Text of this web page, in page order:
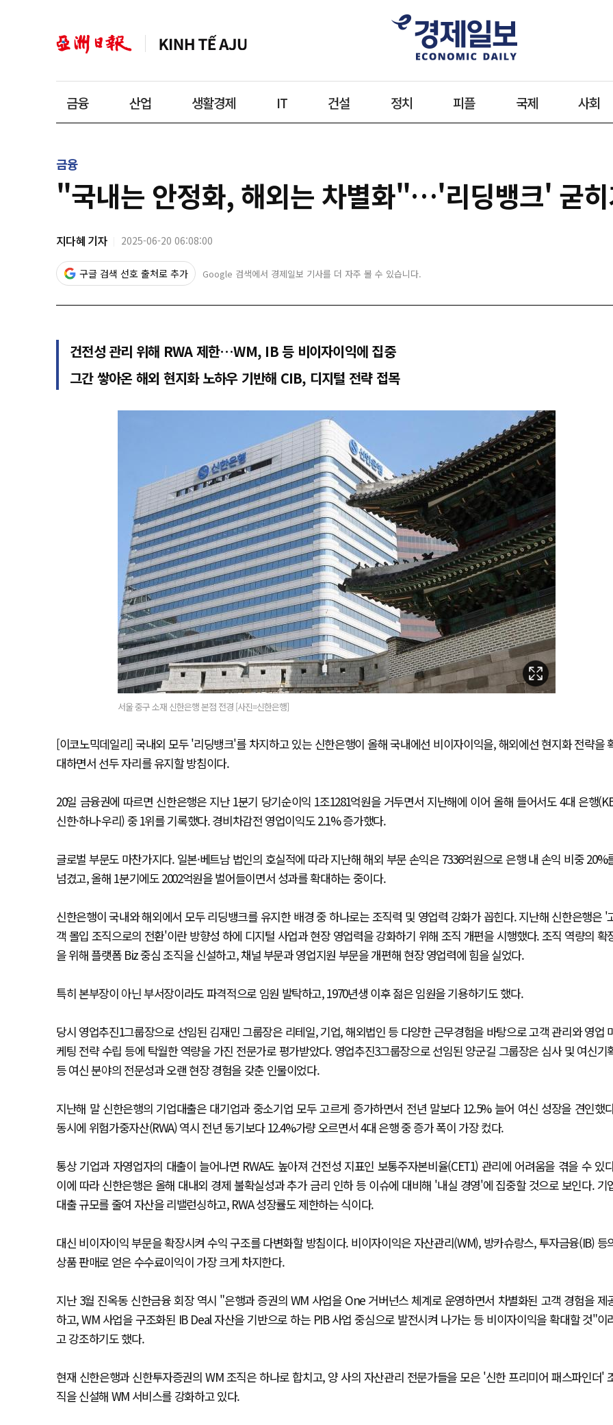
금융 산업 생활경제 IT 건설 정치 피플 국제 사회
금융
"국내는 안정화, 해외는 차별화"…'리딩뱅크' 굳히
지다혜 기자 2025-06-20 06:08:00
구글 검색 선호 출처로 추가 Google 검색에서 경제일보 기사를 더 자주 볼 수 있습니다.
건전성 관리 위해 RWA 제한…WM, IB 등 비이자이익에 집중
그간 쌓아온 해외 현지화 노하우 기반해 CIB, 디지털 전략 접목
서울 중구 소재 신한은행 본점 전경 [사진=신한은행]
[이코노믹데일리] 국내외 모두 '리딩뱅크'를 차지하고 있는 신한은행이 올해 국내에선 비이자이익을, 해외에선 현지화 전략을
대하면서 선두 자리를 유지할 방침이다.
20일 금융권에 따르면 신한은행은 지난 1분기 당기순이익 1조1281억원을 거두면서 지난해에 이어 올해 들어서도 4대 은행
신한·하나·우리) 중 1위를 기록했다. 경비차감전 영업이익도 2.1% 증가했다.
글로벌 부문도 마찬가지다. 일본·베트남 법인의 호실적에 따라 지난해 해외 부문 손익은 7336억원으로 은행 내 손익 비중 20%
넘겼고, 올해 1분기에도 2002억원을 벌어들이면서 성과를 확대하는 중이다.
신한은행이 국내와 해외에서 모두 리딩뱅크를 유지한 배경 중 하나로는 조직력 및 영업력 강화가 꼽힌다. 지난해 신한은행은 '
객 몰입 조직으로의 전환'이란 방향성 하에 디지털 사업과 현장 영업력을 강화하기 위해 조직 개편을 시행했다. 조직 역량의 확
을 위해 플랫폼 Biz 중심 조직을 신설하고, 채널 부문과 영업지원 부문을 개편해 현장 영업력에 힘을 실었다.
특히 본부장이 아닌 부서장이라도 파격적으로 임원 발탁하고, 1970년생 이후 젊은 임원을 기용하기도 했다.
당시 영업추진1그룹장으로 선임된 김재민 그룹장은 리테일, 기업, 해외법인 등 다양한 근무경험을 바탕으로 고객 관리와 영업
케팅 전략 수립 등에 탁월한 역량을 가진 전문가로 평가받았다. 영업추진3그룹장으로 선임된 양군길 그룹장은 심사 및 여신기
등 여신 분야의 전문성과 오랜 현장 경험을 갖춘 인물이었다.
지난해 말 신한은행의 기업대출은 대기업과 중소기업 모두 고르게 증가하면서 전년 말보다 12.5% 늘어 여신 성장을 견인했
동시에 위험가중자산(RWA) 역시 전년 동기보다 12.4%가량 오르면서 4대 은행 중 증가 폭이 가장 컸다.
통상 기업과 자영업자의 대출이 늘어나면 RWA도 높아져 건전성 지표인 보통주자본비율(CET1) 관리에 어려움을 겪을 수 있
이에 따라 신한은행은 올해 대내외 경제 불확실성과 추가 금리 인하 등 이슈에 대비해 '내실 경영'에 집중할 것으로 보인다. 기
대출 규모를 줄여 자산을 리밸런싱하고, RWA 성장률도 제한하는 식이다.
대신 비이자이익 부문을 확장시켜 수익 구조를 다변화할 방침이다. 비이자이익은 자산관리(WM), 방카슈랑스, 투자금융(IB) 등
상품 판매로 얻은 수수료이익이 가장 크게 차지한다.
지난 3월 진옥동 신한금융 회장 역시 "은행과 증권의 WM 사업을 One 거버넌스 체계로 운영하면서 차별화된 고객 경험을 제
하고, WM 사업을 구조화된 IB Deal 자산을 기반으로 하는 PIB 사업 중심으로 발전시켜 나가는 등 비이자이익을 확대할 것"이
고 강조하기도 했다.
현재 신한은행과 신한투자증권의 WM 조직은 하나로 합치고, 양 사의 자산관리 전문가들을 모은 '신한 프리미어 패스파인더'
직을 신설해 WM 서비스를 강화하고 있다.